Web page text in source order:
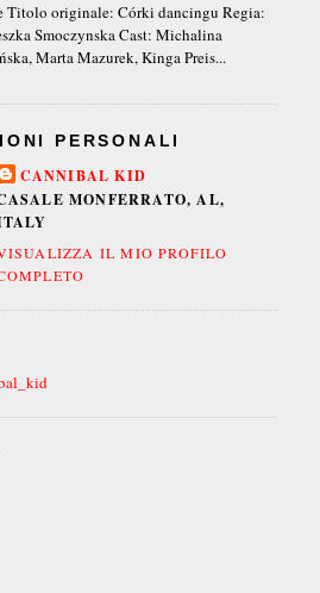
Titolo originale: Córki dancingu Regia:
Smoczynska Cast: Michalina
Marta Mazurek, Kinga Preis...
PERSONALI
CANNIBAL KID
MONFERRATO, AL,
IL MIO PROFILO